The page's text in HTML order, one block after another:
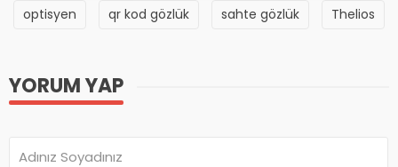
optisyen
qr kod gözlük sahte gözlük Thelios
YORUM YAP